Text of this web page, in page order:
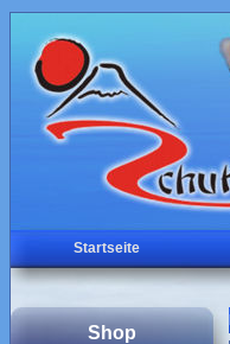
Startseite
Shop